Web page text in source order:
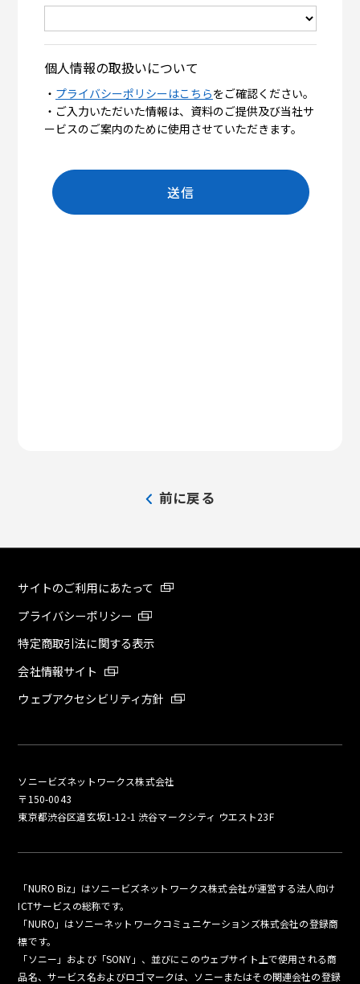
前に戻る
サイトのご利用にあたって
プライバシーポリシー
特定商取引法に関する表示
会社情報サイト
ウェブアクセシビリティ方針
ソニービズネットワークス株式会社
〒150-0043
東京都渋谷区道玄坂1-12-1 渋谷マークシティ ウエスト23F
「NURO Biz」はソニービズネットワークス株式会社が運営する法人向け
ICTサービスの総称です。
「NURO」はソニーネットワークコミュニケーションズ株式会社の登録商
標です。
「ソニー」および「SONY」、並びにこのウェブサイト上で使用される商
品名、サービス名およびロゴマークは、ソニーまたはその関連会社の登録